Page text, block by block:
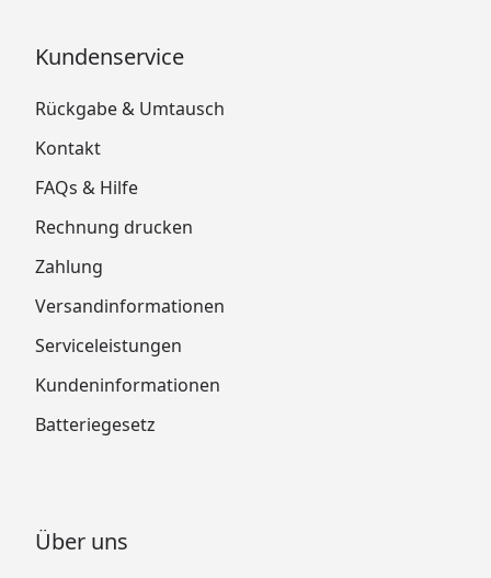
Kundenservice
Rückgabe & Umtausch
Kontakt
FAQs & Hilfe
Rechnung drucken
Zahlung
Versandinformationen
Serviceleistungen
Kundeninformationen
Batteriegesetz
Über uns